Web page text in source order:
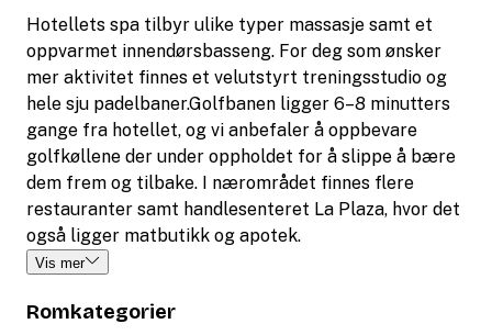
Hotellets spa tilbyr ulike typer massasje samt et
oppvarmet innendørsbasseng. For deg som ønsker
mer aktivitet finnes et velutstyrt treningsstudio og
hele sju padelbaner.Golfbanen ligger 6–8 minutters
gange fra hotellet, og vi anbefaler å oppbevare
golfkøllene der under oppholdet for å slippe å bære
dem frem og tilbake. I nærområdet finnes flere
restauranter samt handlesenteret La Plaza, hvor det
også ligger matbutikk og apotek.
Vis mer
Romkategorier